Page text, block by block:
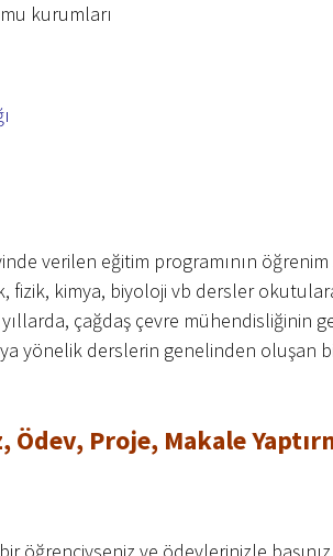
kurumları
verilen eğitim programının öğrenim
fizik, kimya, biyoloji vb dersler
çağdaş çevre mühendisliğinin
yönelik derslerin genelinden oluşan
Proje, Makale